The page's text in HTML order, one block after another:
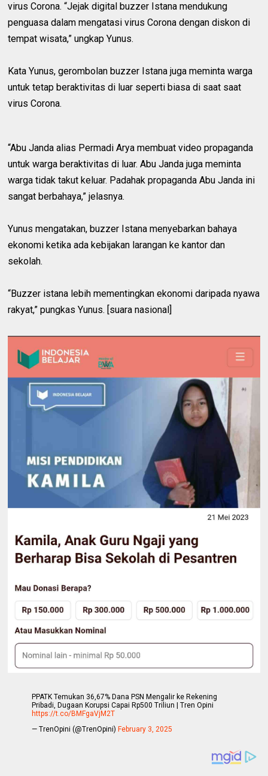
virus Corona. “Jejak digital buzzer Istana mendukung
penguasa dalam mengatasi virus Corona dengan diskon di
tempat wisata,” ungkap Yunus.
Kata Yunus, gerombolan buzzer Istana juga meminta warga
untuk tetap beraktivitas di luar seperti biasa di saat saat
virus Corona.
“Abu Janda alias Permadi Arya membuat video propaganda
untuk warga beraktivitas di luar. Abu Janda juga meminta
warga tidak takut keluar. Padahak propaganda Abu Janda ini
sangat berbahaya,” jelasnya.
Yunus mengatakan, buzzer Istana menyebarkan bahaya
ekonomi ketika ada kebijakan larangan ke kantor dan
sekolah.
“Buzzer istana lebih mementingkan ekonomi daripada nyawa
rakyat,” pungkas Yunus. [suara nasional]
PPATK Temukan 36,67% Dana PSN Mengalir ke Rekening
Pribadi, Dugaan Korupsi Capai Rp500 Triliun | Tren Opini
https://t.co/BMFgaVjM2T
— TrenOpini (@TrenOpini)February 3, 2025